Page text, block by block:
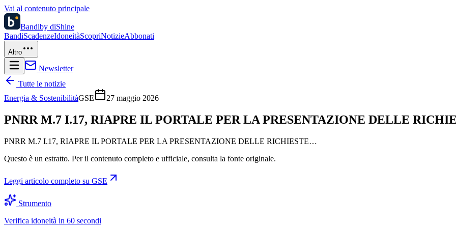
Vai al contenuto principale
Bandiby diShine
BandiScadenzeIdoneitàScopriNotizieAbbonati
Altro
Newsletter
Tutte le notizie
Energia & SostenibilitàGSE 27 maggio 2026
PNRR M.7 I.17, RIAPRE IL PORTALE PER LA PRESENTAZIONE DELLE
PNRR M.7 I.17, RIAPRE IL PORTALE PER LA PRESENTAZIONE DELLE RICHIESTE…
Questo è un estratto. Per il contenuto completo e ufficiale, consulta la fonte originale.
Leggi articolo completo su GSE
Strumento
Verifica idoneità in 60 secondi